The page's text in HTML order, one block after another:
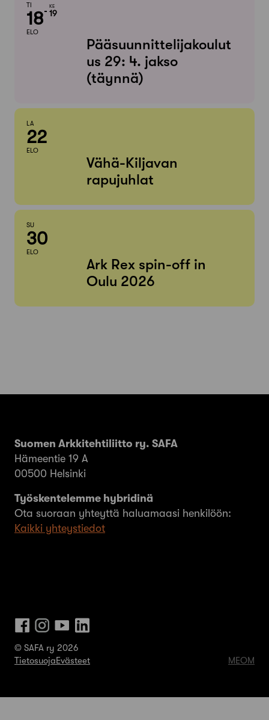
TI
18
ELO
KE
19
Pääsuunnittelijakoulut
us 29: 4. jakso
(täynnä)
LA
22
ELO
Vähä-Kiljavan
rapujuhlat
SU
30
ELO
Ark Rex spin-off in
Oulu 2026
Suomen Arkkitehtiliitto ry. SAFA
Hämeentie 19 A
00500 Helsinki
Työskentelemme hybridinä
Ota suoraan yhteyttä haluamaasi henkilöön:
Kaikki yhteystiedot
© SAFA ry 2026
TietosuojaEvästeet MEOM